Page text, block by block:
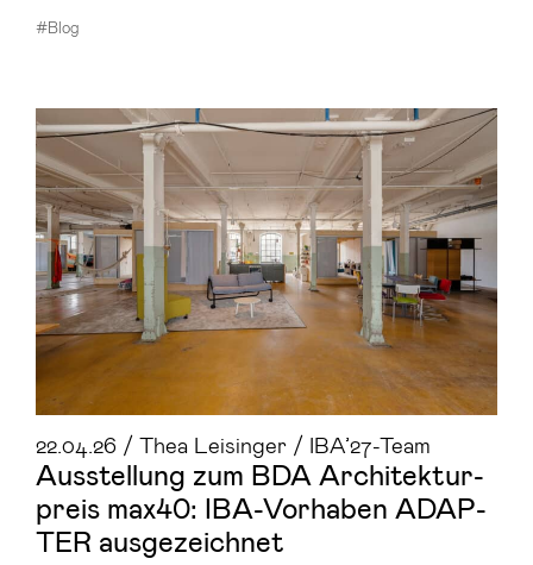
#Blog
22.04.26 / Thea Leisinger / IBA’27-Team
Aus­stel­lung zum BDA Ar­chi­tek­tur­
preis max40: IBA-​Vorhaben AD­AP­
TER aus­ge­zeich­net